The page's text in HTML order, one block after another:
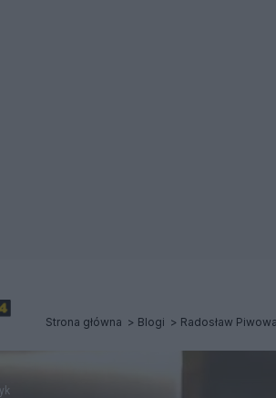
Strona główna Blogi Radosław